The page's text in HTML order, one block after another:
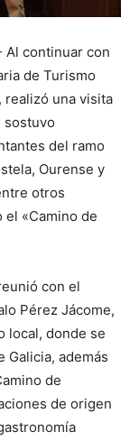
Al continuar con
de Turismo
realizó una visita
sostuvo
del ramo
Ourense y
otros
«Camino de
con el
Pérez Jácome,
local, donde se
Galicia, además
de
de origen